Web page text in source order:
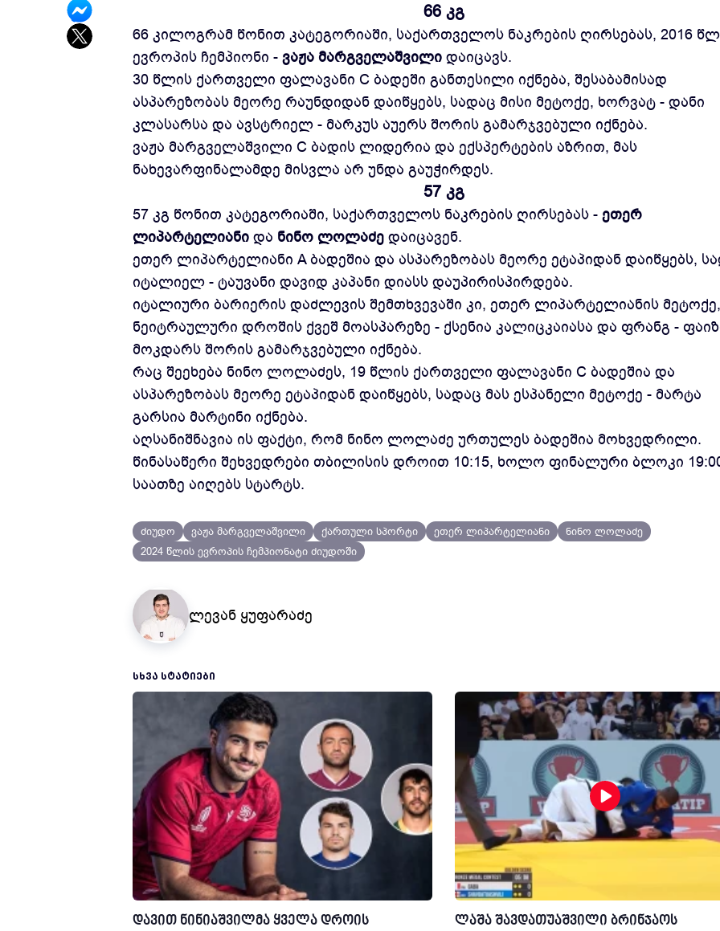
66 კგ
66 კილოგრამ წონით კატეგორიაში, საქართველოს ნაკრების ღირსებას, 2016
ევროპის ჩემპიონი - ვაჟა მარგველაშვილი დაიცავს.
30 წლის ქართველი ფალავანი C ბადეში განთესილი იქნება, შესაბამისად
ასპარეზობას მეორე რაუნდიდან დაიწყებს, სადაც მისი მეტოქე, ხორვატ - დანი
კლასარსა და ავსტრიელ - მარკუს აუერს შორის გამარჯვებული იქნება.
ვაჟა მარგველაშვილი C ბადის ლიდერია და ექსპერტების აზრით, მას
ნახევარფინალამდე მისვლა არ უნდა გაუჭირდეს.
57 კგ
57 კგ წონით კატეგორიაში, საქართველოს ნაკრების ღირსებას - ეთერ
ლიპარტელიანიდა ნინო ლოლაძე დაიცავენ.
ეთერ ლიპარტელიანი A ბადეშია და ასპარეზობას მეორე ეტაპიდან დაიწყებს,
იტალიელ - ტაუვანი დავიდ კაპანი დიასს დაუპირისპირდება.
იტალიური ბარიერის დაძლევის შემთხვევაში კი, ეთერ ლიპარტელიანის მეტოქე,
ნეიტრაულური დროშის ქვეშ მოასპარეზე - ქსენია კალიცკაიასა და ფრანგ -
მოკდარს შორის გამარჯვებული იქნება.
რაც შეეხება ნინო ლოლაძეს, 19 წლის ქართველი ფალავანი C ბადეშია და
ასპარეზობას მეორე ეტაპიდან დაიწყებს, სადაც მას ესპანელი მეტოქე - მარტა
გარსია მარტინი იქნება.
აღსანიშნავია ის ფაქტი, რომ ნინო ლოლაძე ურთულეს ბადეშია მოხვედრილი.
წინასაწერი შეხვედრები თბილისის დროით 10:15, ხოლო ფინალური ბლოკი
საათზე აიღებს სტარტს.
ძიუდო ვაჟა მარგველაშვილი ქართული სპორტი ეთერ ლიპარტელიანი
ნინო ლოლაძე
2024 წლის ევროპის ჩემპიონატი ძიუდოში
ლევან ყუფარაძე
ᲡᲮᲕᲐ ᲡᲢᲐᲢᲘᲔᲑᲘ
დავით ნინიაშვილმა ყველა დროის ლაშა შავდათუაშვილი ბრინჯაოს